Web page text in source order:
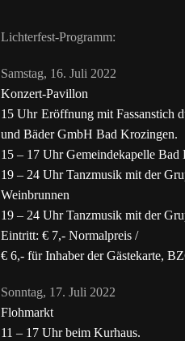
Lichterfest-Programm:
Samstag, 16. Juli 2022
Konzert-Pavillon
15 Uhr Eröffnung mit Fassanstich
und Bäder GmbH Bad Krozingen.
15 – 17 Uhr Gemeindekapelle Bad
19 – 24 Uhr Tanzmusik mit der
Weinbrunnen
19 – 24 Uhr Tanzmusik mit der
Eintritt: € 7,- Normalpreis /
€ 6,- für Inhaber der Gästekarte,
Sonntag, 17. Juli 2022
Flohmarkt
11 – 17 Uhr beim Kurhaus.